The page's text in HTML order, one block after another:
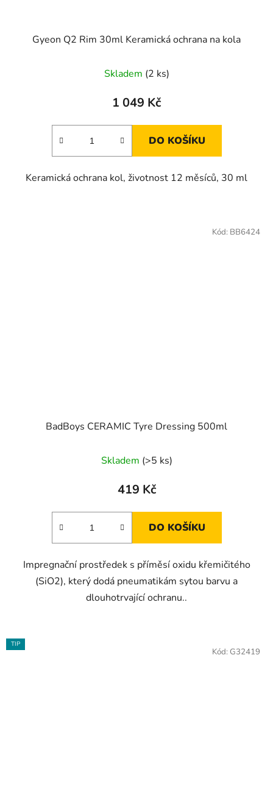
Gyeon Q2 Rim 30ml Keramická ochrana na kola
Skladem (2 ks)
1 049 Kč
DO KOŠÍKU
Keramická ochrana kol, životnost 12 měsíců, 30 ml
BadBoys CERAMIC Tyre Dressing 500ml
Skladem (>5 ks)
419 Kč
DO KOŠÍKU
Impregnační prostředek s příměsí oxidu křemičitého
(SiO2), který dodá pneumatikám sytou barvu a
dlouhotrvající ochranu..
Kód: BB6424
TIP
Kód: G32419